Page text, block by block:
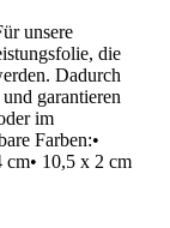
unsere
die
Dadurch
garantieren
im
Farben:•
cm• 10,5 x 2 cm